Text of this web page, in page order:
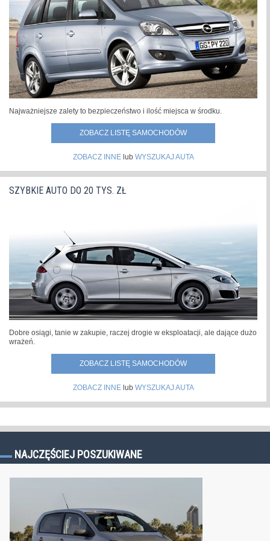
świecie.Samochód zachował pozycję lidera sprzedaży w
roku 2021 m.in. dzięki sukcesom... »
Najważniejsze zalety to bezpieczeństwo i ilość miejsca w środku.
ZOBACZ LISTĘ SAMOCHODÓW
ZOBACZ INNElub WYSZUKAJ AUTA
SZYBKIE AUTO DO 20 TYS. ZŁ
Dobre osiągi, tanie w zakupie, raczej drogie w eksploatacji, ale dające dużo
wrażeń.
ZOBACZ LISTĘ SAMOCHODÓW
ZOBACZ INNElub WYSZUKAJ AUTA
NAJCZĘŚCIEJ POSZUKIWANE